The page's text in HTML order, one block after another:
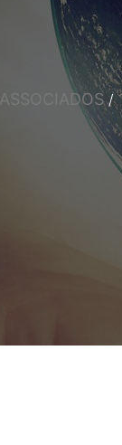
ASSOCIADOS /